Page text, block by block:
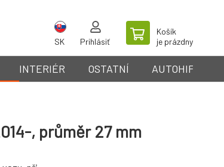
SK Prihlásiť
Košík
je prázdny
INTERIÉR OSTATNÍ AUTOHIFI
, průměr 27 mm